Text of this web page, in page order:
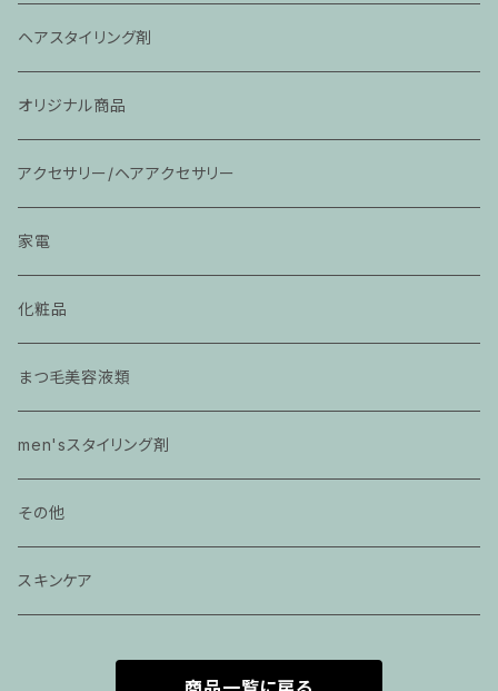
その他
ヘアスタイリング剤
オリジナル商品
アクセサリー/ヘアアクセサリー
家電
化粧品
まつ毛美容液類
men'sスタイリング剤
その他
スキンケア